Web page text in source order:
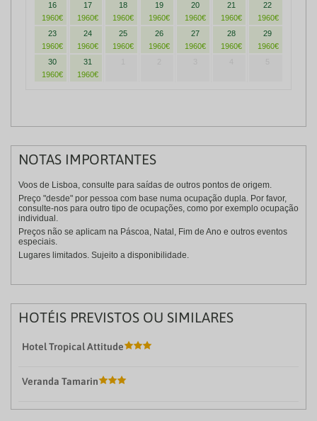
16
1960€
17
1960€
18
1960€
19
1960€
20
1960€
21
1960€
22
1960€
23
1960€
24
1960€
25
1960€
26
1960€
27
1960€
28
1960€
29
1960€
30
1960€
31
1960€
NOTAS IMPORTANTES
Voos de Lisboa, consulte para saídas de outros pontos de origem.
Preço "desde" por pessoa com base numa ocupação dupla. Por favor,
consulte-nos para outro tipo de ocupações, como por exemplo ocupação
individual.
Preços não se aplicam na Páscoa, Natal, Fim de Ano e outros eventos
especiais.
Lugares limitados. Sujeito a disponibilidade.
HOTÉIS PREVISTOS OU SIMILARES
Hotel Tropical Attitude
Veranda Tamarin